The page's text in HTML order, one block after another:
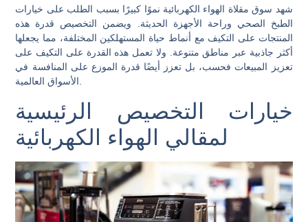
شهد سوق مقلاة الهواء الكهربائية نموًا كبيرًا بسبب الطلب على خيارات
الطبخ الصحي وراحة الأجهزة الحديثة. ويضمن التخصيص قدرة هذه
المنتجات على التكيف مع أنماط حياة المستهلكين المختلفة، مما يجعلها
أكثر جاذبية عبر مناطق متنوعة. ولا تعمل هذه القدرة على التكيف على
تعزيز المبيعات فحسب، بل تعزز أيضًا قدرة الموزع على المنافسة في
خيارات التخصيص الرئيسية
لمقالي الهواء الكهربائية